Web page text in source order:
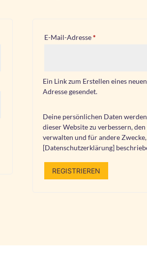
E-Mail-Adresse*
Ein Link zum Erstellen eines
Adresse gesendet.
Deine persönlichen Daten
dieser Website zu verbessern,
verwalten und für andere
[Datenschutzerklärung]
REGISTRIEREN